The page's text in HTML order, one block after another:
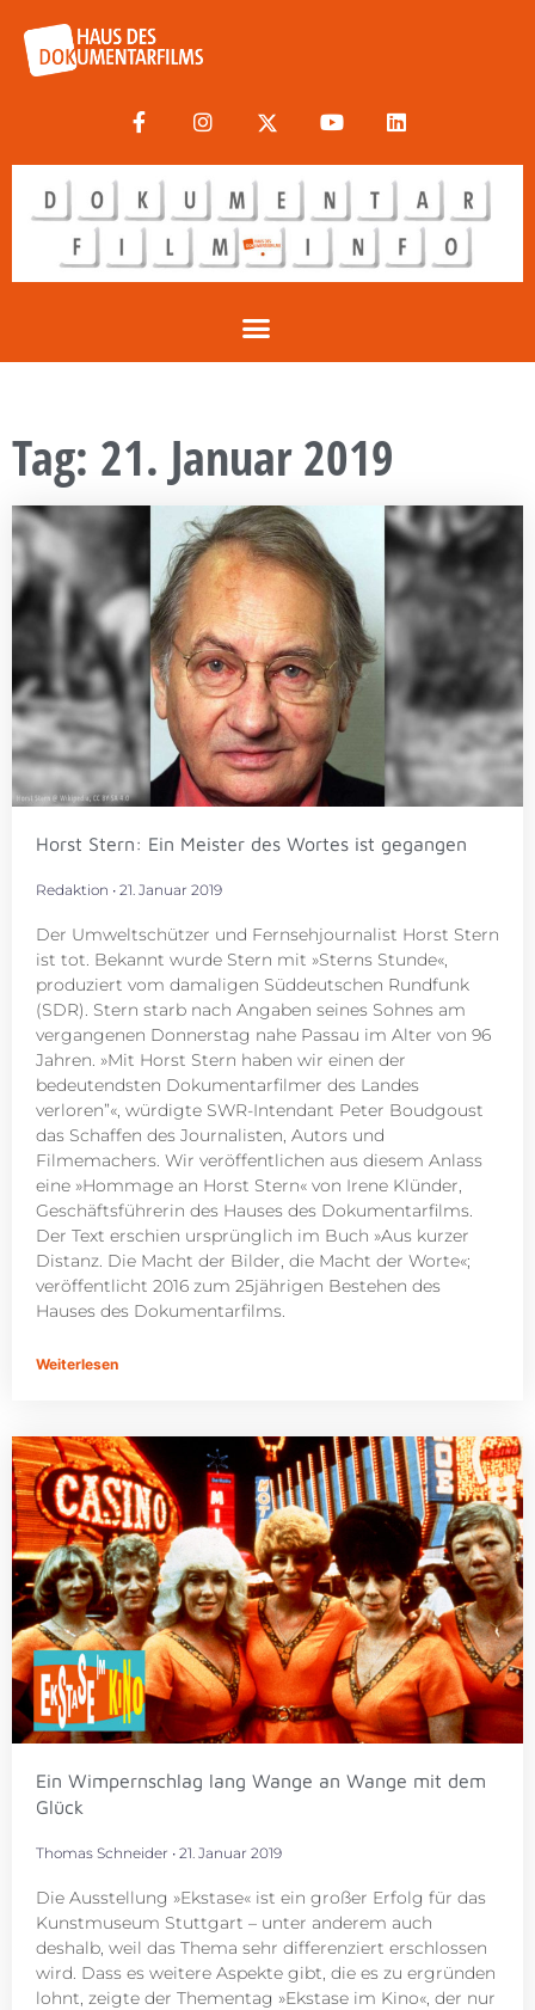
Tag: 21. Januar 2019
Horst Stern: Ein Meister des Wortes ist gegangen
Redaktion 21. Januar 2019
Der Umweltschützer und Fernsehjournalist Horst Stern
ist tot. Bekannt wurde Stern mit »Sterns Stunde«,
produziert vom damaligen Süddeutschen Rundfunk
(SDR). Stern starb nach Angaben seines Sohnes am
vergangenen Donnerstag nahe Passau im Alter von 96
Jahren. »Mit Horst Stern haben wir einen der
bedeutendsten Dokumentarfilmer des Landes
verloren”«, würdigte SWR-Intendant Peter Boudgoust
das Schaffen des Journalisten, Autors und
Filmemachers. Wir veröffentlichen aus diesem Anlass
eine »Hommage an Horst Stern« von Irene Klünder,
Geschäftsführerin des Hauses des Dokumentarfilms.
Der Text erschien ursprünglich im Buch »Aus kurzer
Distanz. Die Macht der Bilder, die Macht der Worte«;
veröffentlicht 2016 zum 25jährigen Bestehen des
Hauses des Dokumentarfilms.
Weiterlesen
Ein Wimpernschlag lang Wange an Wange mit dem
Glück
Thomas Schneider 21. Januar 2019
Die Ausstellung »Ekstase« ist ein großer Erfolg für das
Kunstmuseum Stuttgart – unter anderem auch
deshalb, weil das Thema sehr differenziert erschlossen
wird. Dass es weitere Aspekte gibt, die es zu ergründen
lohnt, zeigte der Thementag »Ekstase im Kino«, der nur